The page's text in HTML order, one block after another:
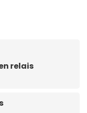
relais